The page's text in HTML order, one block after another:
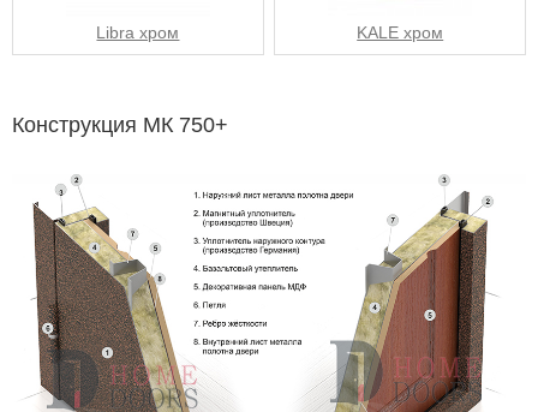
Libra хром KALE хром
Конструкция МК 750+